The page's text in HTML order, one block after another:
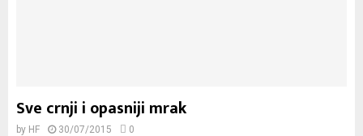
Sve crnji i opasniji mrak
by HF 30/07/2015 0